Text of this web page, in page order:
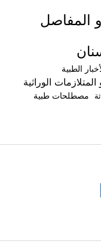
المفاصل
الطبية
الوراثية
مصطلحات طبية